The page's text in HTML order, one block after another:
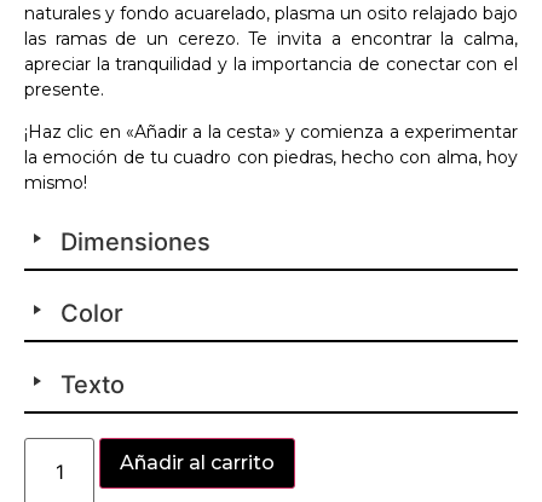
naturales y fondo acuarelado, plasma un osito relajado bajo
las ramas de un cerezo. Te invita a encontrar la calma,
apreciar la tranquilidad y la importancia de conectar con el
presente.
¡Haz clic en «Añadir a la cesta» y comienza a experimentar
la emoción de tu cuadro con piedras, hecho con alma, hoy
mismo!
Dimensiones
Color
Texto
Añadir al carrito